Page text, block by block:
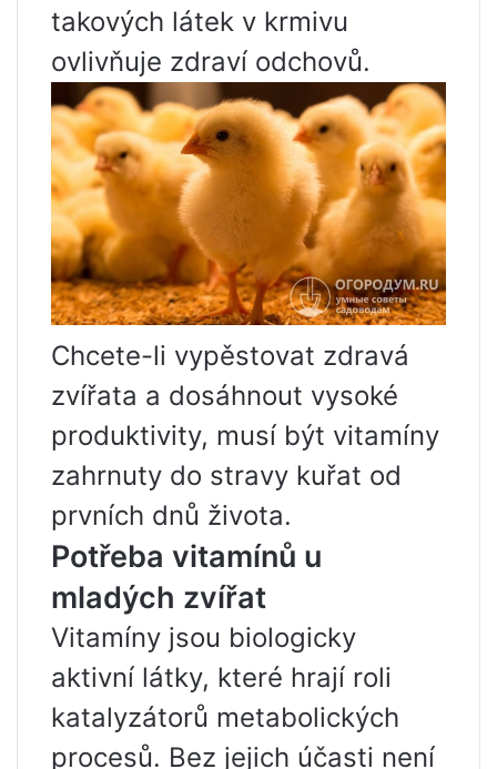
takových látek v krmivu
ovlivňuje zdraví odchovů.
Chcete-li vypěstovat zdravá
zvířata a dosáhnout vysoké
produktivity, musí být vitamíny
zahrnuty do stravy kuřat od
prvních dnů života.
Potřeba vitamínů u
mladých zvířat
Vitamíny jsou biologicky
aktivní látky, které hrají roli
katalyzátorů metabolických
procesů. Bez jejich účasti není